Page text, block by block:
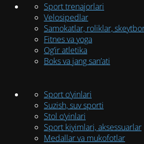
Sport trenajorlari
Velosipedlar
Samokatlar, roliklar,
Fitnes va yoga
Og’ir atletika
Boks va jang san’ati
Sport o‘yinlari
Suzish, suv sporti
Stol o‘yinlari
Sport kiyimlari, aksessuarlar
Medallar va mukofotlar